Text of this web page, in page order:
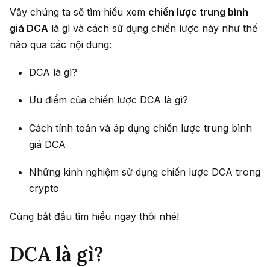
Vậy chúng ta sẽ tìm hiểu xem chiến lược trung bình
giá DCA là gì và cách sử dụng chiến lược này như thế
nào qua các nội dung:
DCA là gì?
Ưu điểm của chiến lược DCA là gì?
Cách tính toán và áp dụng chiến lược trung bình
giá DCA
Những kinh nghiệm sử dụng chiến lược DCA trong
crypto
Cùng bắt đầu tìm hiểu ngay thôi nhé!
DCA là gì?